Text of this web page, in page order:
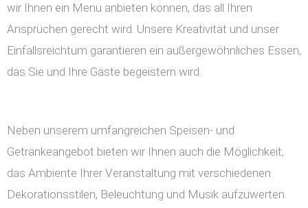
wir Ihnen ein Menü anbieten können, das all Ihren
Ansprüchen gerecht wird. Unsere Kreativität und unser
Einfallsreichtum garantieren ein außergewöhnliches Essen,
das Sie und Ihre Gäste begeistern wird.
Neben unserem umfangreichen Speisen- und
Getränkeangebot bieten wir Ihnen auch die Möglichkeit,
das Ambiente Ihrer Veranstaltung mit verschiedenen
Dekorationsstilen, Beleuchtung und Musik aufzuwerten.